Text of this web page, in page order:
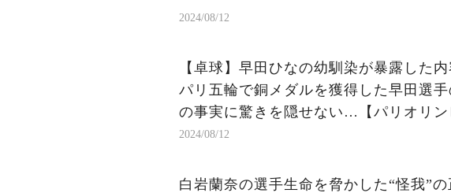
2024/08/12
【卓球】早田ひなの幼馴染が暴露した
パリ五輪で銅メダルを獲得した早田選
の事実に驚きを隠せない…【パリオリン
2024/08/12
白岩蘭奈の選手生命を脅かした“怪我”